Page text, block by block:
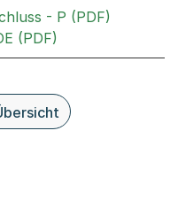
- P (PDF)
(PDF)